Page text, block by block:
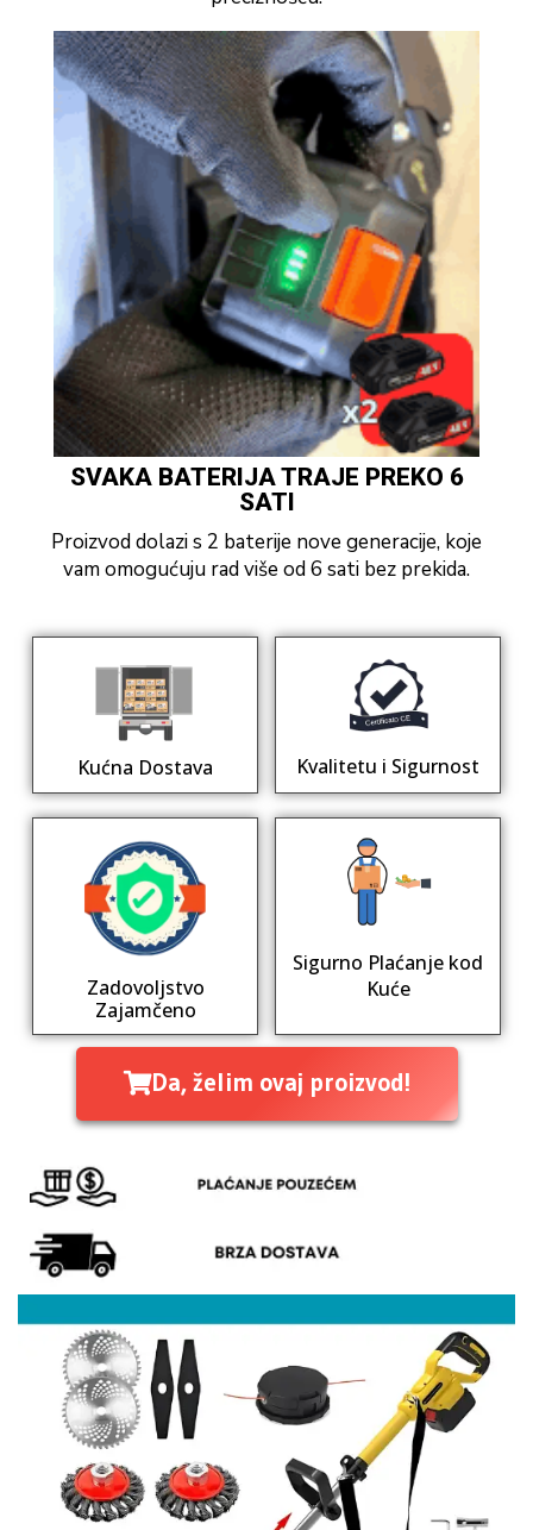
SVAKA BATERIJA TRAJE PREKO 6
SATI
Proizvod dolazi s 2 baterije nove generacije, koje
vam omogućuju rad više od 6 sati bez prekida.
Kućna Dostava Kvalitetu i Sigurnost
Zadovoljstvo
Zajamčeno
Sigurno Plaćanje kod
Kuće
Da, želim ovaj proizvod!